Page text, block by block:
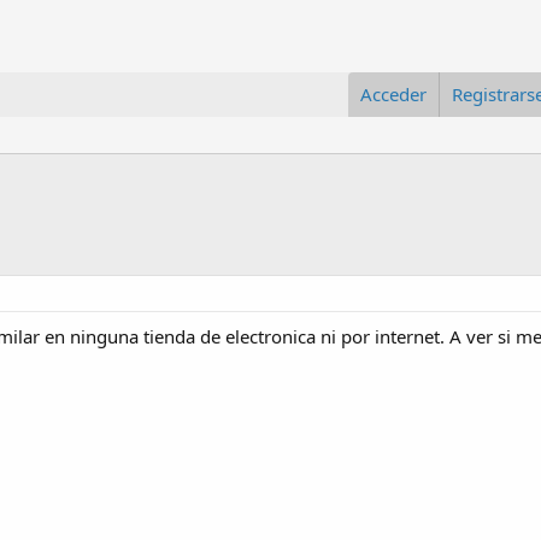
Acceder
en ninguna tienda de electronica ni por internet. A ver si